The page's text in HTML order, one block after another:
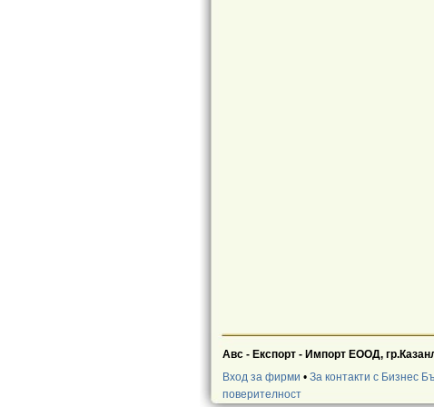
Авс - Експорт - Импорт ЕООД,
Вход за фирми • За контакти с Бизнес
поверителност